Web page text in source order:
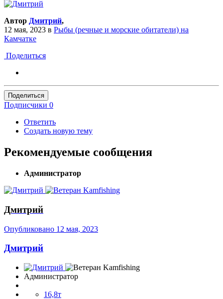
Автор Дмитрий,
12 мая, 2023 в Рыбы (речные и морские обитатели) на
Камчатке
Поделиться
Поделиться
Подписчики 0
Ответить
Создать новую тему
Рекомендуемые сообщения
Администратор
Дмитрий
Опубликовано 12 мая, 2023
Дмитрий
Администратор
16,8т